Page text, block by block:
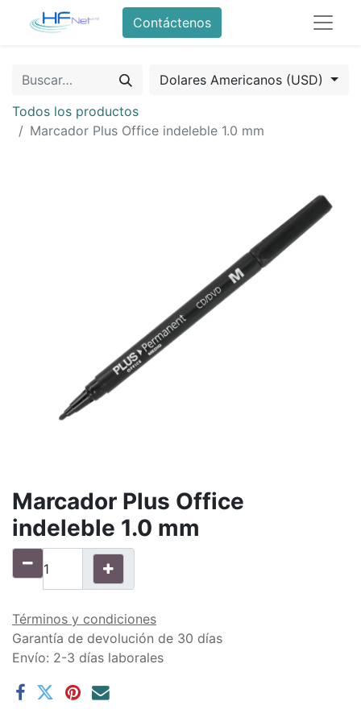
Contáctenos
Dolares Americanos (USD)
Todos los productos
Marcador Plus Office indeleble 1.0 mm
Marcador Plus Office
indeleble 1.0 mm
Términos y condiciones
Garantía de devolución de 30 días
Envío: 2-3 días laborales